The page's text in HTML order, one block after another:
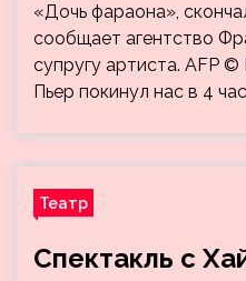
«Дочь фараона»,
сообщает агентство
супругу артиста. AFP
Пьер покинул нас в 4
Театр
Спектакль с